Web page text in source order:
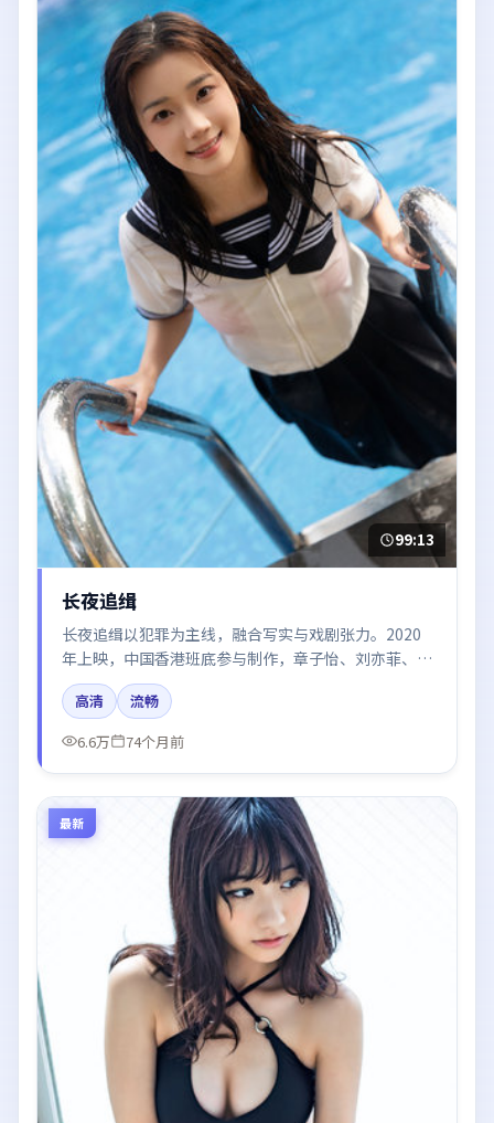
99:13
长夜追缉
长夜追缉以犯罪为主线，融合写实与戏剧张力。2020
年上映，中国香港班底参与制作，章子怡、刘亦菲、朱
一龙在片中呈现细腻表演，影像风格统一，配乐与剪辑
强化了情绪曲线。
高清
流畅
6.6万
74个月前
最新